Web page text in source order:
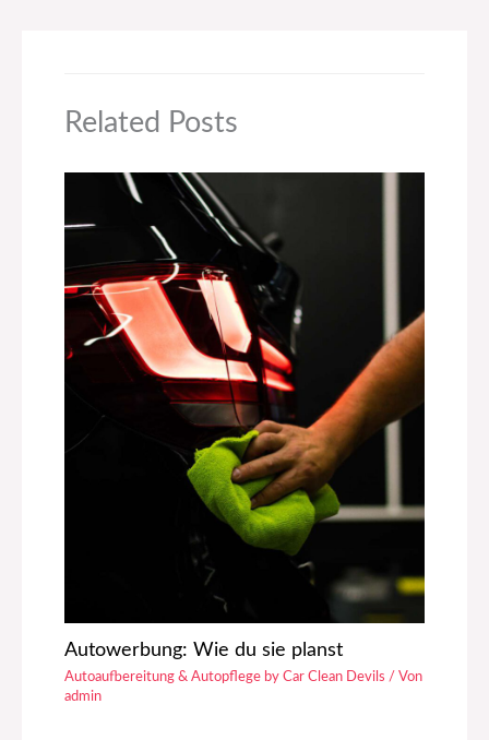
Related Posts
Autowerbung: Wie du sie planst
Autoaufbereitung & Autopflege by Car Clean Devils / Von
admin